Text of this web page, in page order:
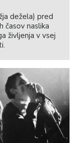
dežela) pred
časov naslika
življenja v vsej